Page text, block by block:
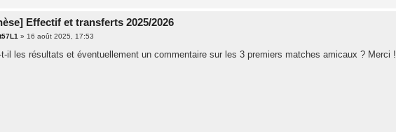
Effectif et transferts 2025/2026
» 16 août 2025, 17:53
t-il les résultats et éventuellement un commentaire sur les 3 premiers matches amicaux ? Merci !